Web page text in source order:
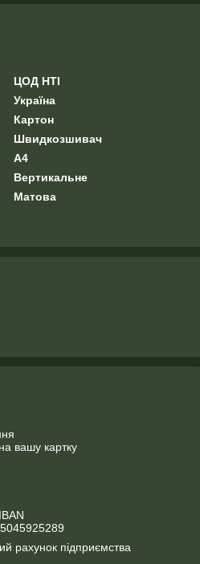
ЦОД НТІ
Україна
Картон
Швидкозшивач
A4
Вертикальне
Матова
вашу картку
рахунок підприємства